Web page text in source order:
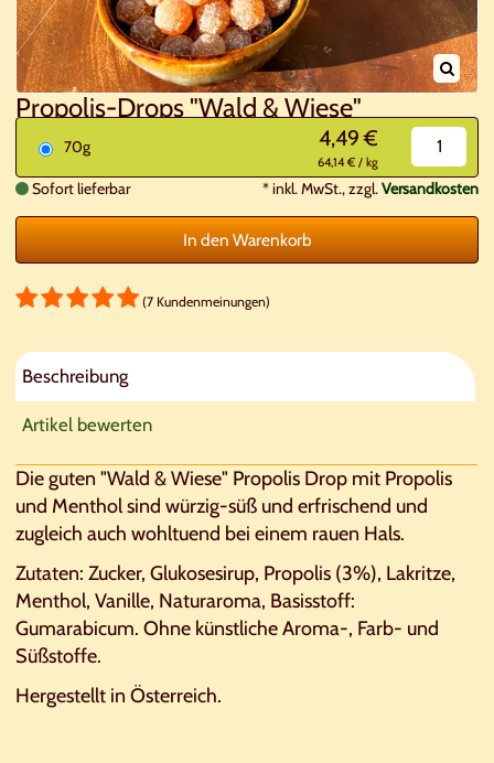
Propolis-Drops "Wald & Wiese"
70g 4,49 €
64,14 € / kg
Sofort lieferbar *inkl. MwSt., zzgl.Versandkosten
In den Warenkorb
(7 Kundenmeinungen)
Beschreibung
Artikel bewerten
Die guten "Wald & Wiese" Propolis Drop mit Propolis
und Menthol sind würzig-süß und erfrischend und
zugleich auch wohltuend bei einem rauen Hals.
Zutaten: Zucker, Glukosesirup, Propolis (3%), Lakritze,
Menthol, Vanille, Naturaroma, Basisstoff:
Gumarabicum. Ohne künstliche Aroma-, Farb- und
Süßstoffe.
Hergestellt in Österreich.